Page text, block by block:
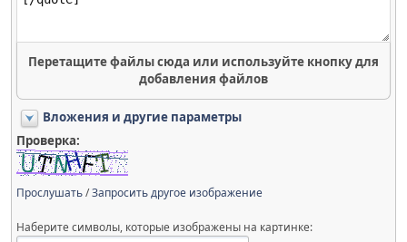
Перетащите файлы сюда или используйте кнопку для
добавления файлов
Вложения и другие параметры
Проверка:
Прослушать/Запросить другое изображение
Наберите символы, которые изображены на картинке: